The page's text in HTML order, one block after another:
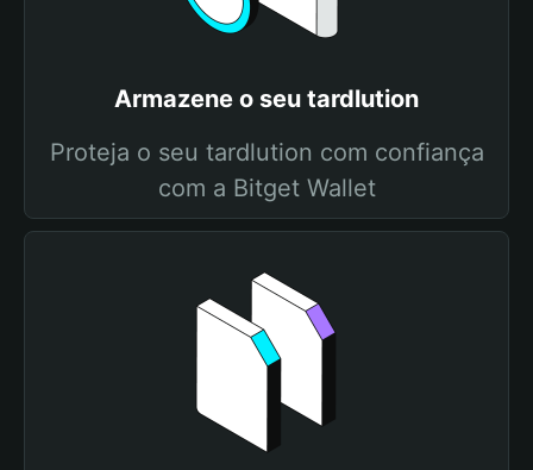
Armazene o seu tardlution
Proteja o seu tardlution com confiança
com a Bitget Wallet